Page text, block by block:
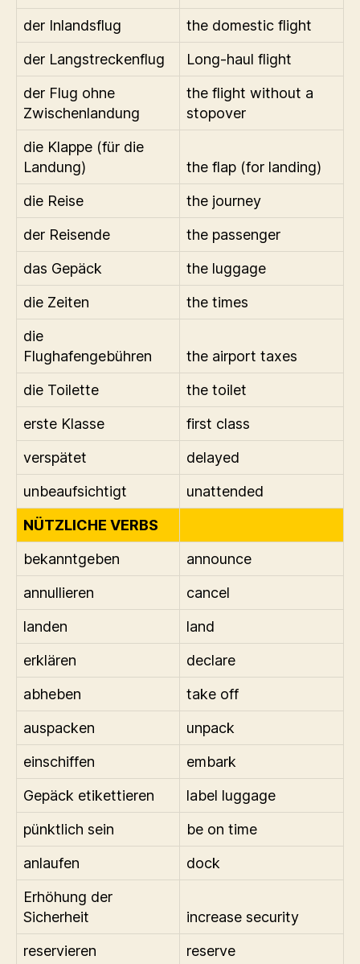
der Inlandsflug
the domestic flight
der Langstreckenflug
Long-haul flight
der Flug ohne
Zwischenlandung
the flight without a
stopover
die Klappe (für die
Landung)
the flap (for landing)
die Reise
the journey
der Reisende
the passenger
das Gepäck
the luggage
die Zeiten
the times
die
Flughafengebühren
the airport taxes
die Toilette
the toilet
erste Klasse
first class
verspätet
delayed
unbeaufsichtigt
unattended
NÜTZLICHE VERBS
bekanntgeben
announce
annullieren
cancel
landen
land
erklären
declare
abheben
take off
auspacken
unpack
einschiffen
embark
Gepäck etikettieren
label luggage
pünktlich sein
be on time
anlaufen
dock
Erhöhung der
Sicherheit
increase security
reservieren
reserve